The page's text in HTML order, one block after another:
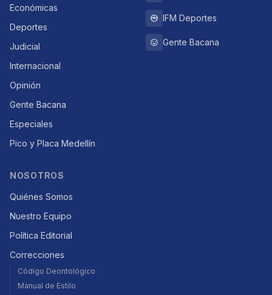
Económicas
Deportes
Judicial
Internacional
Opinión
Gente Bacana
Especiales
Pico y Placa Medellín
IFM Deportes
Gente Bacana
NOSOTROS
Quiénes Somos
Nuestro Equipo
Política Editorial
Correcciones
Código Deontológico
Manual de Estilo